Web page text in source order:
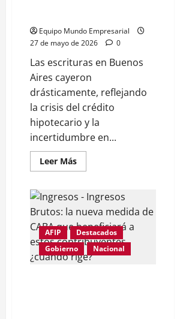
24k
Equipo Mundo Empresarial
27 de mayo de 2026
0
Las escrituras en Buenos
Aires cayeron
drásticamente, reflejando
la crisis del crédito
hipotecario y la
incertidumbre en...
Leer MásLeer
más
Las
escrituras
se
49
por
ciento
AFIP
Destacados
Gobierno
Nacional